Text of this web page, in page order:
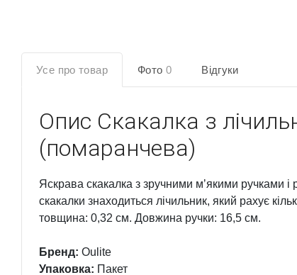
Усе про товар Фото 0 Відгуки
Опис Скакалка з
(помаранчева)
Яскрава скакалка з зручними мʼякими ручками
скакалки знаходиться лічильник, який рахує
товщина: 0,32 см. Довжина ручки: 16,5 см.
Бренд: Oulite
Упаковка: Пакет